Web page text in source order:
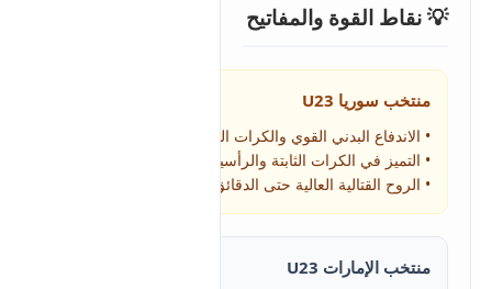
💡 نقاط القوة والمفاتيح
منتخب سوريا U23
• الاندفاع البدني القوي والكرات الطويلة
• التميز في الكرات الثابتة والرأسيات
• الروح القتالية العالية حتى الدقائق الأخيرة
منتخب الإمارات U23